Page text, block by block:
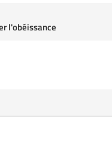
l'obéissance